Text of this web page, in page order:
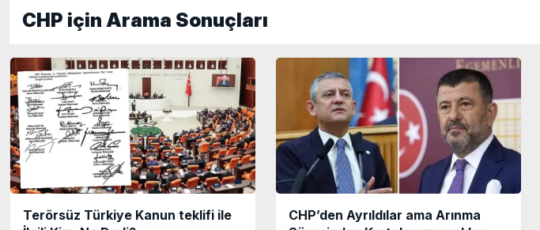
CHP için Arama Sonuçları
Terörsüz Türkiye Kanun teklifi ile
CHP’den Ayrıldılar ama Arınma